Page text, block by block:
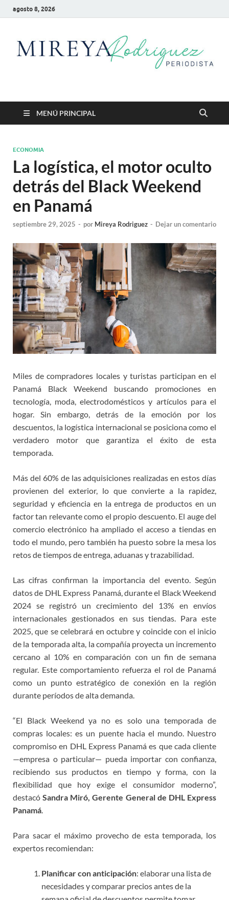
agosto 8, 2026
Mireya Rodriguez
MENÚ PRINCIPAL
ECONOMIA
La logística, el motor oculto
detrás del Black Weekend
en Panamá
septiembre 29, 2025 - por Mireya Rodriguez - Dejar un comentario
Miles de compradores locales y turistas participan en el
Panamá Black Weekend buscando promociones en
tecnología, moda, electrodomésticos y artículos para el
hogar. Sin embargo, detrás de la emoción por los
descuentos, la logística internacional se posiciona como el
verdadero motor que garantiza el éxito de esta
temporada.
Más del 60% de las adquisiciones realizadas en estos días
provienen del exterior, lo que convierte a la rapidez,
seguridad y eficiencia en la entrega de productos en un
factor tan relevante como el propio descuento. El auge del
comercio electrónico ha ampliado el acceso a tiendas en
todo el mundo, pero también ha puesto sobre la mesa los
retos de tiempos de entrega, aduanas y trazabilidad.
Las cifras confirman la importancia del evento. Según
datos de DHL Express Panamá, durante el Black Weekend
2024 se registró un crecimiento del 13% en envíos
internacionales gestionados en sus tiendas. Para este
2025, que se celebrará en octubre y coincide con el inicio
de la temporada alta, la compañía proyecta un incremento
cercano al 10% en comparación con un fin de semana
regular. Este comportamiento refuerza el rol de Panamá
como un punto estratégico de conexión en la región
durante períodos de alta demanda.
“El Black Weekend ya no es solo una temporada de
compras locales: es un puente hacia el mundo. Nuestro
compromiso en DHL Express Panamá es que cada cliente
—empresa o particular— pueda importar con confianza,
recibiendo sus productos en tiempo y forma, con la
flexibilidad que hoy exige el consumidor moderno”,
destacóSandra Miró, Gerente General de DHL Express
Panamá.
Para sacar el máximo provecho de esta temporada, los
expertos recomiendan:
Planificar con anticipación: elaborar una lista de
necesidades y comparar precios antes de la